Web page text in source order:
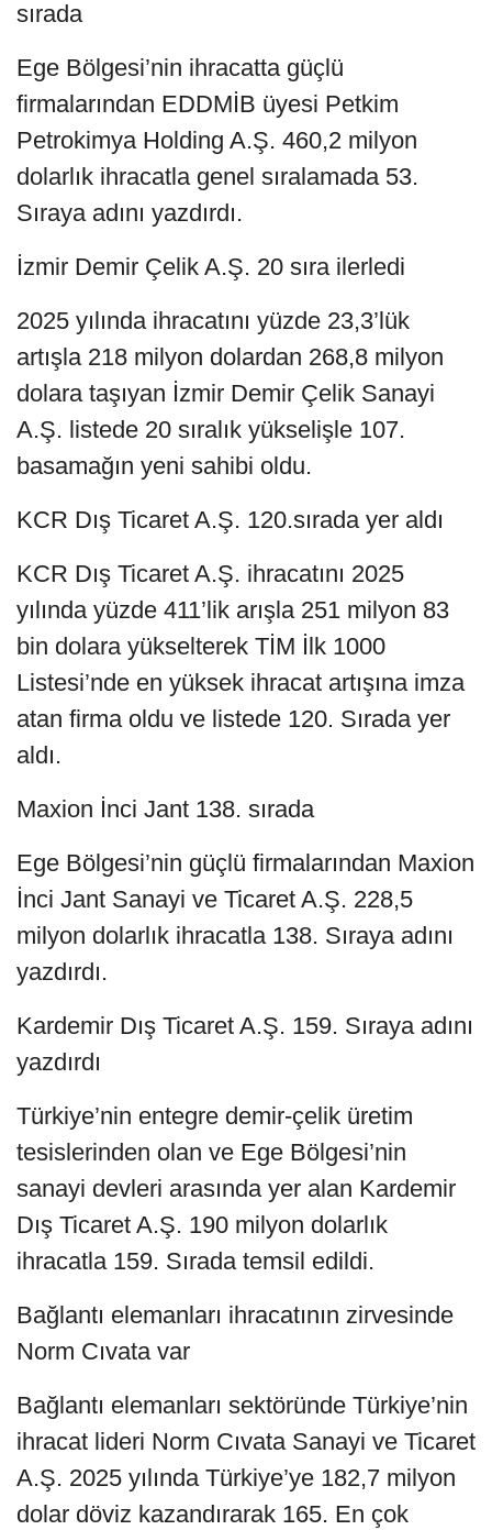
sırada
Ege Bölgesi’nin ihracatta güçlü
firmalarından EDDMİB üyesi Petkim
Petrokimya Holding A.Ş. 460,2 milyon
dolarlık ihracatla genel sıralamada 53.
Sıraya adını yazdırdı.
İzmir Demir Çelik A.Ş. 20 sıra ilerledi
2025 yılında ihracatını yüzde 23,3’lük
artışla 218 milyon dolardan 268,8 milyon
dolara taşıyan İzmir Demir Çelik Sanayi
A.Ş. listede 20 sıralık yükselişle 107.
basamağın yeni sahibi oldu.
KCR Dış Ticaret A.Ş. 120.sırada yer aldı
KCR Dış Ticaret A.Ş. ihracatını 2025
yılında yüzde 411’lik arışla 251 milyon 83
bin dolara yükselterek TİM İlk 1000
Listesi’nde en yüksek ihracat artışına imza
atan firma oldu ve listede 120. Sırada yer
aldı.
Maxion İnci Jant 138. sırada
Ege Bölgesi’nin güçlü firmalarından Maxion
İnci Jant Sanayi ve Ticaret A.Ş. 228,5
milyon dolarlık ihracatla 138. Sıraya adını
yazdırdı.
Kardemir Dış Ticaret A.Ş. 159. Sıraya adını
yazdırdı
Türkiye’nin entegre demir-çelik üretim
tesislerinden olan ve Ege Bölgesi’nin
sanayi devleri arasında yer alan Kardemir
Dış Ticaret A.Ş. 190 milyon dolarlık
ihracatla 159. Sırada temsil edildi.
Bağlantı elemanları ihracatının zirvesinde
Norm Cıvata var
Bağlantı elemanları sektöründe Türkiye’nin
ihracat lideri Norm Cıvata Sanayi ve Ticaret
A.Ş. 2025 yılında Türkiye’ye 182,7 milyon
dolar döviz kazandırarak 165. En çok